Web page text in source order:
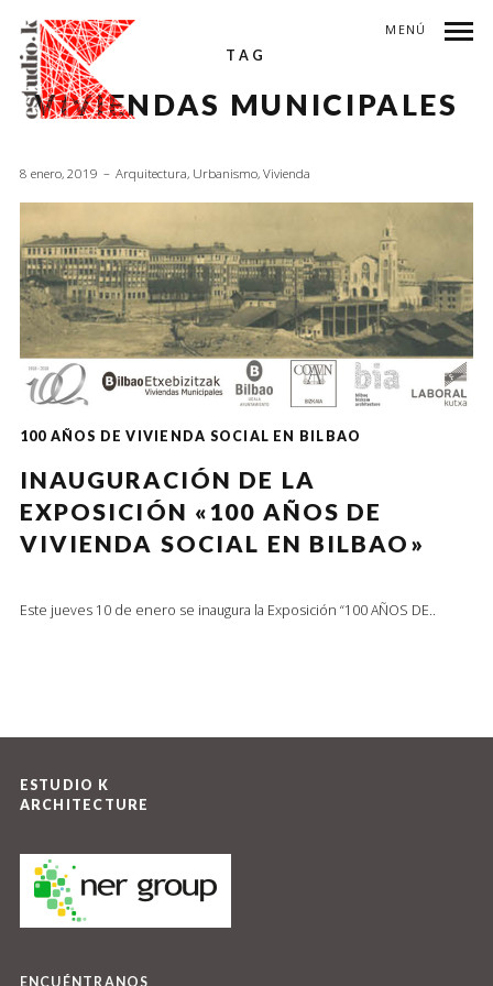
MENÚ
TAG
VIVIENDAS MUNICIPALES
8 enero, 2019 Arquitectura, Urbanismo, Vivienda
100 AÑOS DE VIVIENDA SOCIAL EN BILBAO
INAUGURACIÓN DE LA
EXPOSICIÓN «100 AÑOS DE
VIVIENDA SOCIAL EN BILBAO»
Este jueves 10 de enero se inaugura la Exposición “100 AÑOS DE..
ESTUDIO K
ARCHITECTURE
ENCUÉNTRANOS